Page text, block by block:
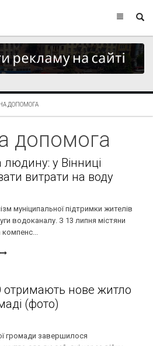
ДОПОМОГА
допомога
у Вінниці
витрати на воду
муніципальної підтримки жителів
водоканалу. З 13 липня містяни
нове житло
(фото)
громади завершилося